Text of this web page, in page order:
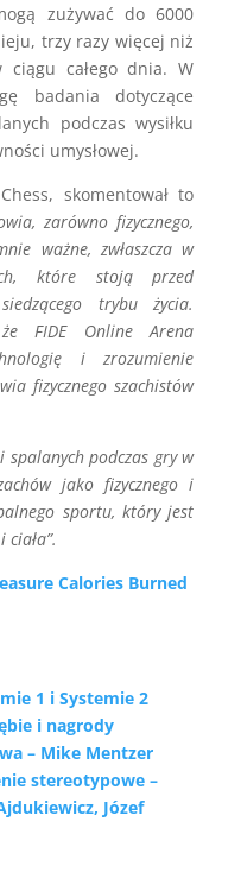
zużywać do 6000
trzy razy więcej niż
ciągu całego dnia. W
badania dotyczące
podczas wysiłku
umysłowej.
skomentował to
zarówno fizycznego,
ważne, zwłaszcza w
które stoją przed
trybu życia.
FIDE Online Arena
i zrozumienie
fizycznego szachistów
podczas gry w
jako fizycznego i
sportu, który jest
Calories Burned
1 i Systemie 2
i nagrody
– Mike Mentzer
stereotypowe –
Józef